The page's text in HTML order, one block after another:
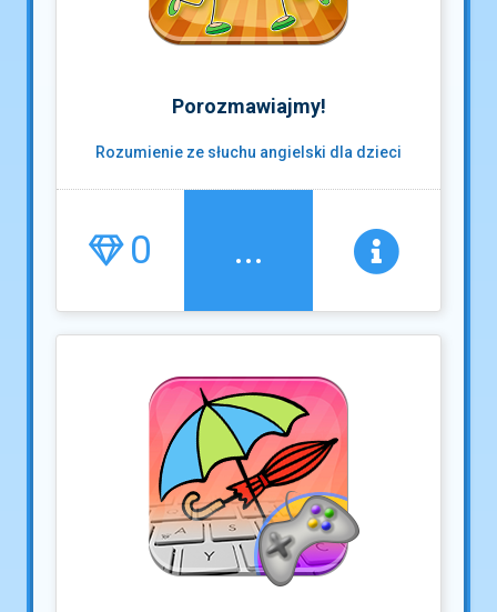
Porozmawiajmy!
Rozumienie ze słuchu angielski dla dzieci
0 ...